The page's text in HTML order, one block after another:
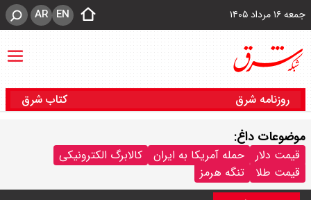
جمعه ۱۶ مرداد ۱۴۰۵ EN
AR
روزنامه شرق کتاب شرق
موضوعات داغ:
قیمت دلار حمله آمریکا به ایران
کالابرگ الکترونیکی
قیمت طلا
تنگه هرمز / نفت صعودی شد + جدول